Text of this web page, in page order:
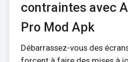
contraintes avec
Pro Mod Apk
Débarrassez-vous des